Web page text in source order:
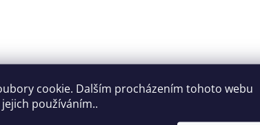
cookie. Dalším procházením tohoto webu
používáním..